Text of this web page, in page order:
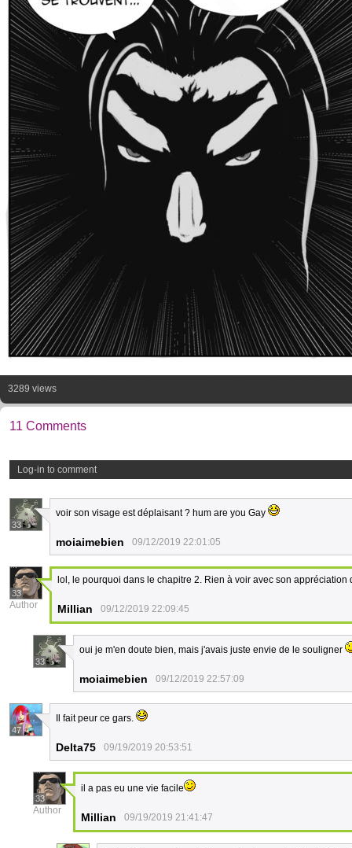
3289 views
11 Comments
Log-in to comment
33
voir son visage est déplaisant ? hum are you Gay
moiaimebien 09/12/2019 22:01:05
33
Author
lol, le pourquoi dans le chapitre 2. Rien à voir avec son appréciation
Millian 09/12/2019 22:09:45
33
oui je m'en doute bien, mais j'avais juste envie de le souligner
moiaimebien 09/12/2019 22:57:09
47
Il fait peur ce gars.
Delta75 09/19/2019 20:53:51
33
Author
il a pas eu une vie facile
Millian 09/19/2019 21:41:47